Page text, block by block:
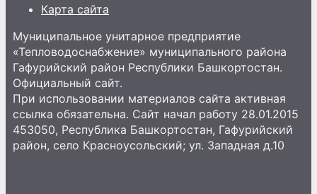
Карта сайта
Муниципальное унитарное предприятие
«Тепловодоснабжение» муниципального района
Гафурийский район Республики Башкортостан.
Официальный сайт.
При использовании материалов сайта активная
ссылка обязательна. Сайт начал работу 28.01.2015
453050, Республика Башкортостан, Гафурийский
район, село Красноусольский; ул. Западная д.10